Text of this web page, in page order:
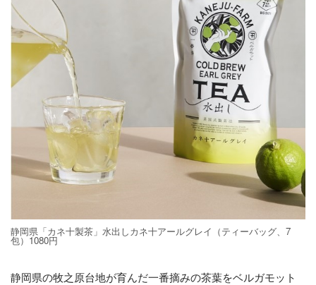
静岡県「カネ十製茶」水出しカネ十アールグレイ（ティーバッグ、7
包）1080円
静岡県の牧之原台地が育んだ一番摘みの茶葉をベルガモット